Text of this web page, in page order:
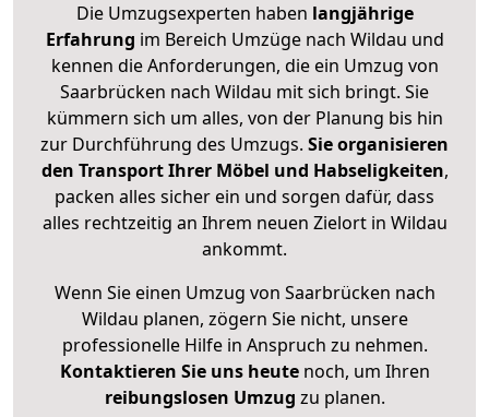
Die Umzugsexperten haben langjährige
Erfahrung im Bereich Umzüge nach Wildau und
kennen die Anforderungen, die ein Umzug von
Saarbrücken nach Wildau mit sich bringt. Sie
kümmern sich um alles, von der Planung bis hin
zur Durchführung des Umzugs. Sie organisieren
den Transport Ihrer Möbel und Habseligkeiten,
packen alles sicher ein und sorgen dafür, dass
alles rechtzeitig an Ihrem neuen Zielort in Wildau
ankommt.
Wenn Sie einen Umzug von Saarbrücken nach
Wildau planen, zögern Sie nicht, unsere
professionelle Hilfe in Anspruch zu nehmen.
Kontaktieren Sie uns heutenoch, um Ihren
reibungslosen Umzug zu planen.